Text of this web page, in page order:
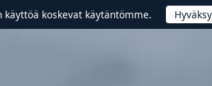
koskevat käytäntömme.